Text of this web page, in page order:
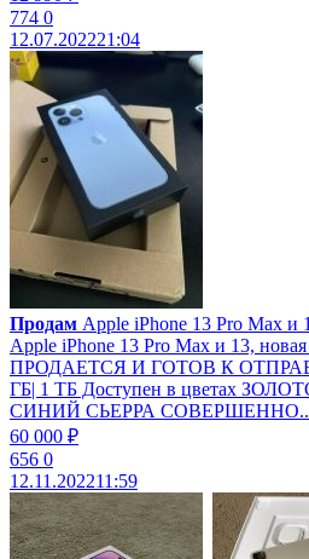
774 0
12.07.202221:04
Продам Apple iPhone 13 Pro Max и
Apple iPhone 13 Pro Max и 13,
ПРОДАЕТСЯ И ГОТОВ К
ГБ| 1 ТБ Доступен в цветах
СИНИЙ СЬЕРРА
60 000 ₽
656 0
12.11.202211:59